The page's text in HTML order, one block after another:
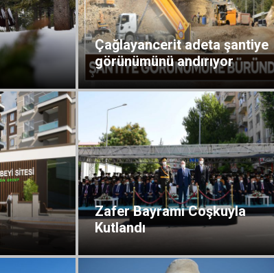
Çağlayancerit adeta şantiye
görünümünü andırıyor
Zafer Bayramı Coşkuyla
Kutlandı